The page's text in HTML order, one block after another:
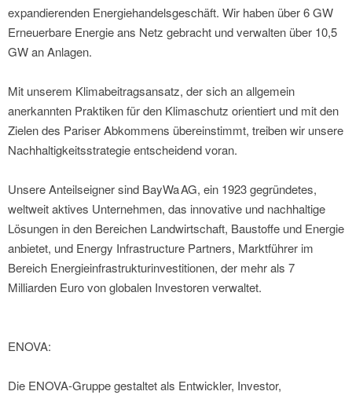
expandierenden Energiehandelsgeschäft. Wir haben über 6 GW
Erneuerbare Energie ans Netz gebracht und verwalten über 10,5
GW an Anlagen.
Mit unserem Klimabeitragsansatz, der sich an allgemein
anerkannten Praktiken für den Klimaschutz orientiert und mit den
Zielen des Pariser Abkommens übereinstimmt, treiben wir unsere
Nachhaltigkeitsstrategie entscheidend voran.
Unsere Anteilseigner sind BayWa AG, ein 1923 gegründetes,
weltweit aktives Unternehmen, das innovative und nachhaltige
Lösungen in den Bereichen Landwirtschaft, Baustoffe und Energie
anbietet, und Energy Infrastructure Partners, Marktführer im
Bereich Energieinfrastrukturinvestitionen, der mehr als 7
Milliarden Euro von globalen Investoren verwaltet.
ENOVA:
Die ENOVA-Gruppe gestaltet als Entwickler, Investor,